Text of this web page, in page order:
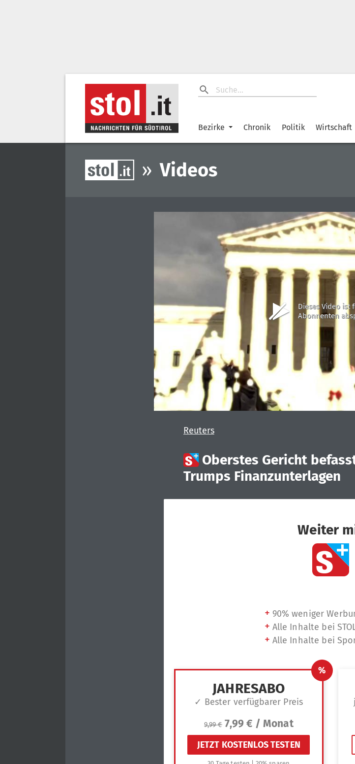
Bezirke Chronik Politik Wirtschaft
» Videos
Dieses Video ist
Abonnenten
Reuters
 Oberstes Gericht
Trumps Finanzunterlagen